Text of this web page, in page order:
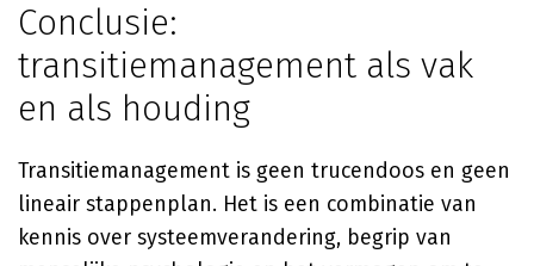
Conclusie:
transitiemanagement als vak
en als houding
Transitiemanagement is geen trucendoos en geen
lineair stappenplan. Het is een combinatie van
kennis over systeemverandering, begrip van